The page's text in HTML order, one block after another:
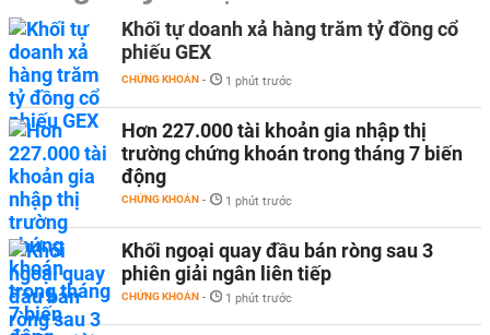
Khối tự doanh xả hàng trăm tỷ đồng cổ
phiếu GEX
CHỨNG KHOÁN - 1 phút trước
Hơn 227.000 tài khoản gia nhập thị
trường chứng khoán trong tháng 7 biến
động
CHỨNG KHOÁN - 1 phút trước
Khối ngoại quay đầu bán ròng sau 3
phiên giải ngân liên tiếp
CHỨNG KHOÁN - 1 phút trước